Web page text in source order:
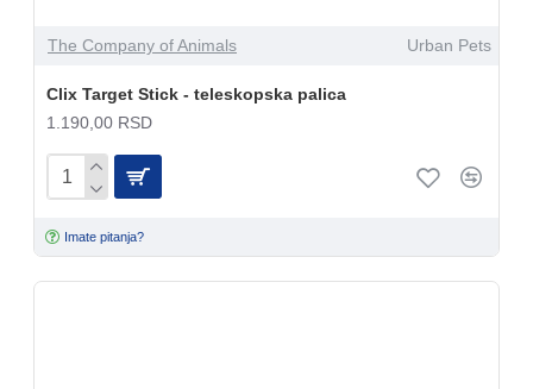
The Company of Animals Urban Pets
Clix Target Stick - teleskopska palica
1.190,00 RSD
Imate pitanja?